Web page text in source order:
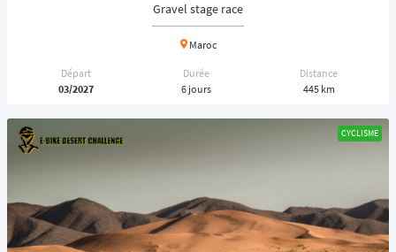
Gravel stage race
Maroc
Départ
03/2027
Durée
6 jours
Distance
445 km
CYCLISME